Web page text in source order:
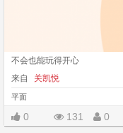
不会也能玩得开心
来自
关凯悦
平面
0 131 0